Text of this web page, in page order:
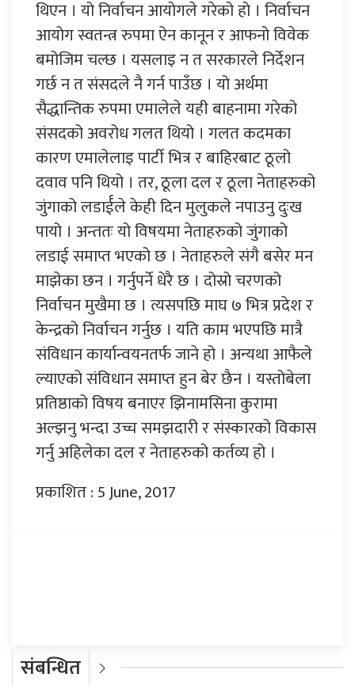
थिएन । यो निर्वाचन आयोगले गरेको हो । निर्वाचन
आयोग स्वतन्त्र रुपमा ऐन कानून र आफनो विवेक
बमोजिम चल्छ । यसलाइ न त सरकारले निर्देशन
गर्छ न त संसदले नै गर्न पाउँछ । यो अर्थमा
सैद्धान्तिक रुपमा एमालेले यही बाहनामा गरेको
संसदको अवरोध गलत थियो । गलत कदमका
कारण एमालेलाइ पार्टी भित्र र बाहिरबाट ठूलो
दवाव पनि थियो । तर, ठूला दल र ठूला नेताहरुको
जुंगाको लडार्ईले केही दिन मुलुकले नपाउनु दुःख
पायो । अन्ततः यो विषयमा नेताहरुको जुंगाको
लडाई समाप्त भएको छ । नेताहरुले संगै बसेर मन
माझेका छन । गर्नुपर्ने धेरै छ । दोस्रो चरणको
निर्वाचन मुखैमा छ । त्यसपछि माघ ७ भित्र प्रदेश र
केन्द्रको निर्वाचन गर्नुछ । यति काम भएपछि मात्रै
संविधान कार्यान्वयनतर्फ जाने हो । अन्यथा आफैले
ल्याएको संविधान समाप्त हुन बेर छैन । यस्तोबेला
प्रतिष्ठाको विषय बनाएर झिनामसिना कुरामा
अल्झनु भन्दा उच्च समझदारी र संस्कारको विकास
गर्नु अहिलेका दल र नेताहरुको कर्तव्य हो ।
प्रकाशित : 5 June, 2017
संबन्धित